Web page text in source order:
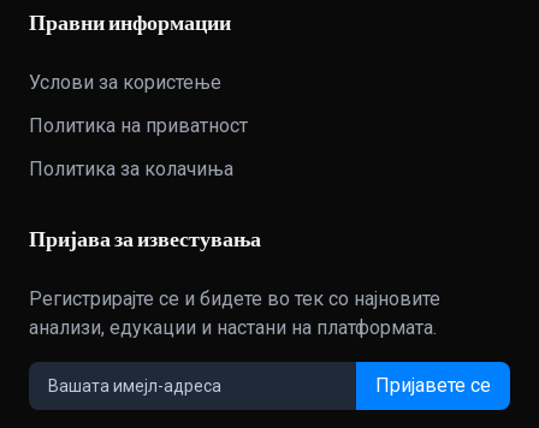
Правни информации
Услови за користење
Политика на приватност
Политика за колачиња
Пријава за известувања
Регистрирајте се и бидете во тек со најновите
анализи, едукации и настани на платформата.
Пријавете се